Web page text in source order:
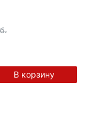
В корзину